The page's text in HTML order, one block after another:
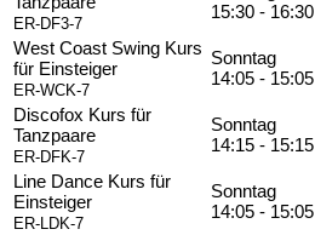
ER-DF3-7
15:30 - 16:30
West Coast Swing Kurs
für Einsteiger
ER-WCK-7
Sonntag
14:05 - 15:05
Discofox Kurs für
Tanzpaare
ER-DFK-7
Sonntag
14:15 - 15:15
Line Dance Kurs für
Einsteiger
ER-LDK-7
Sonntag
14:05 - 15:05